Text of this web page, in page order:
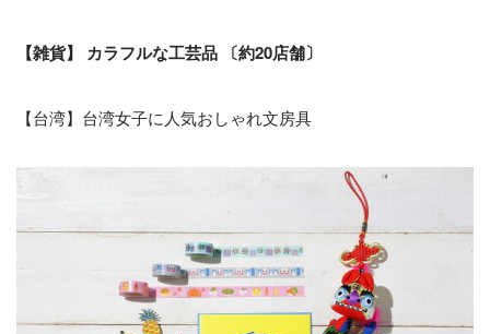
【雑貨】 カラフルな工芸品 〔約20店舗〕
​【台湾】台湾女子に人気おしゃれ文房具